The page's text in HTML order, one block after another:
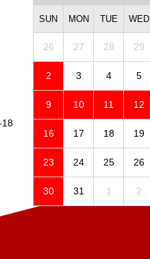
18
SUN MON TUE WED
26 27 28 29
2 3 4 5
9 10 11 12
16 17 18 19
23 24 25 26
30 31 1 2